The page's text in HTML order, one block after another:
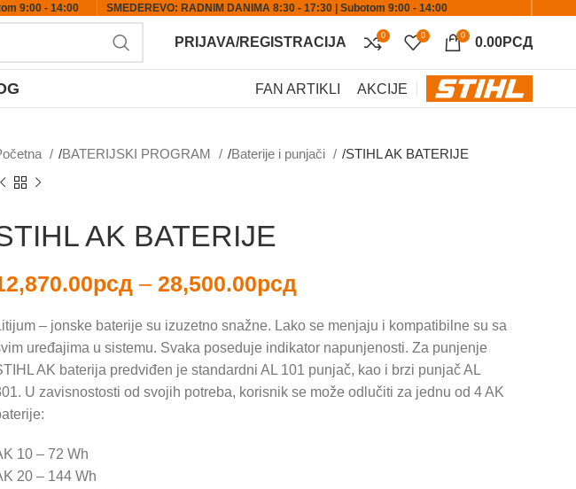
9:00 - 14:00 SMEDEREVO: RADNIM DANIMA 8:30 - 17:30 | Subotom 9:00 - 14:00
PRIJAVA/REGISTRACIJA 0 0 0 0.00РСД
FAN ARTIKLI AKCIJE
BATERIJSKI PROGRAM Baterije i punjači STIHL AK BATERIJE
AK BATERIJE
рсд – 28,500.00рсд
– jonske baterije su izuzetno snažne. Lako se menjaju i kompatibilne su sa
uređajima u sistemu. Svaka poseduje indikator napunjenosti. Za punjenje
AK baterija predviđen je standardni AL 101 punjač, kao i brzi punjač AL
U zavisnostosti od svojih potreba, korisnik se može odlučiti za jednu od 4 AK
10 – 72 Wh
20 – 144 Wh